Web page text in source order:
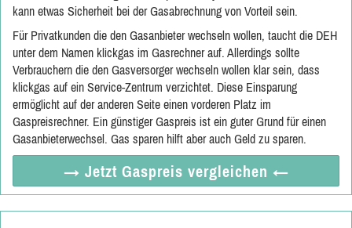
kann etwas Sicherheit bei der Gasabrechnung von Vorteil sein.
Für Privatkunden die den Gasanbieter wechseln wollen, taucht die DEH
unter dem Namen klickgas im Gasrechner auf. Allerdings sollte
Verbrauchern die den Gasversorger wechseln wollen klar sein, dass
klickgas auf ein Service-Zentrum verzichtet. Diese Einsparung
ermöglicht auf der anderen Seite einen vorderen Platz im
Gaspreisrechner. Ein günstiger Gaspreis ist ein guter Grund für einen
Gasanbieterwechsel. Gas sparen hilft aber auch Geld zu sparen.
→ Jetzt Gaspreis vergleichen ←